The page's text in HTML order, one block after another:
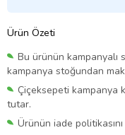
Ürün Özeti
Bu ürünün kampanyalı
kampanya stoğundan
Çiçeksepeti kampanya
tutar.
Ürünün iade